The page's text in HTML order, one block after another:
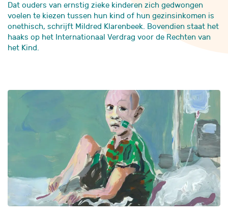
Dat ouders van ernstig zieke kinderen zich gedwongen
voelen te kiezen tussen hun kind of hun gezinsinkomen is
onethisch, schrijft Mildred Klarenbeek. Bovendien staat het
haaks op het Internationaal Verdrag voor de Rechten van
het Kind.